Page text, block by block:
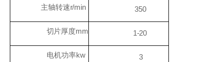
主轴转速r/min 350
切片厚度mm 1-20
电机功率kw 3